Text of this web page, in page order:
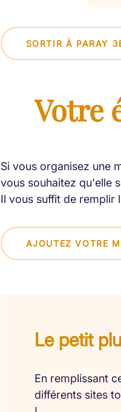
SORTIR À PARAY
Votre
Si vous organisez une
vous souhaitez qu'elle
Il vous suffit de remplir
AJOUTEZ VOTRE
Le petit
En remplissant
différents sites